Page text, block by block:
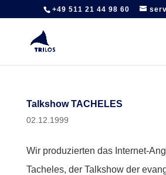
+49 511 21 44 98 60
Talkshow TACHELES
02.12.1999
Wir produzierten das Internet-
Tacheles, der Talkshow der